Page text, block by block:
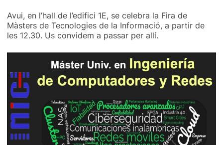
Avui, en l’hall de l’edifici 1E, se celebra la Fira de
Màsters de Tecnologies de la Informació, a partir de
les 12.30. Us convidem a passar per allí.